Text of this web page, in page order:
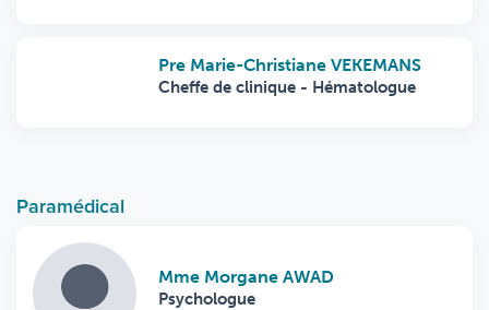
Pre Marie-Christiane VEKEMANS
Cheffe de clinique - Hématologue
Paramédical
Mme Morgane AWAD
Psychologue